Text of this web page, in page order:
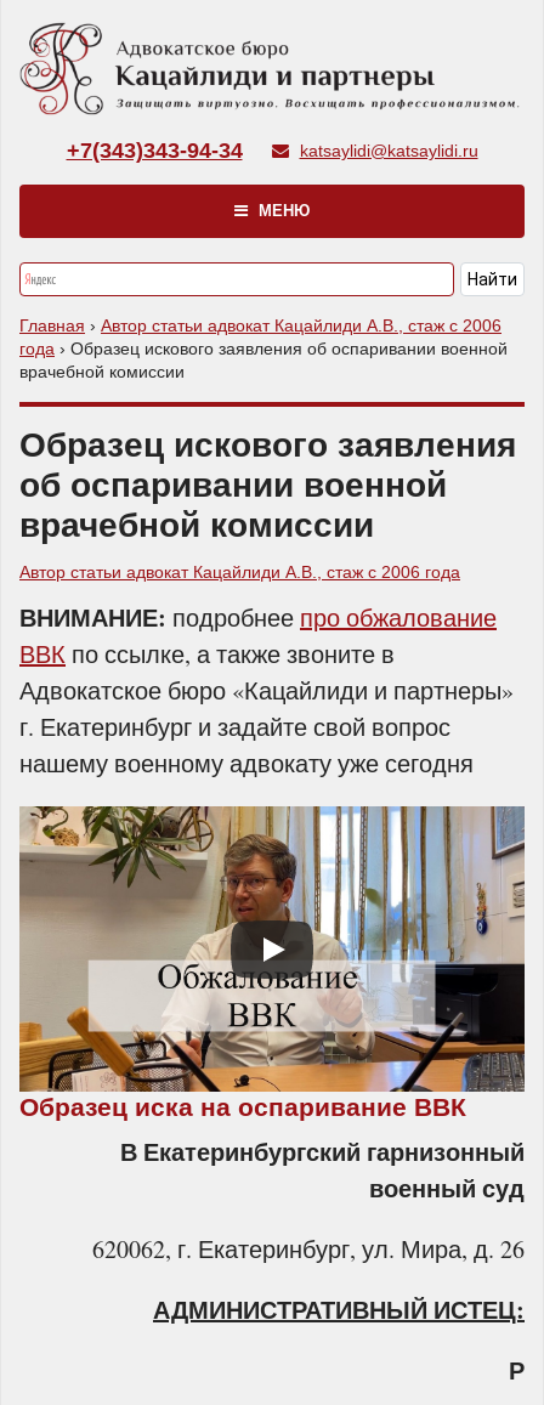
+7(343)343-94-34 katsaylidi@katsaylidi.ru
МЕНЮ
Главная › Автор статьи адвокат Кацайлиди А.В., стаж с 2006
года › Образец искового заявления об оспаривании военной
врачебной комиссии
Образец искового заявления
об оспаривании военной
врачебной комиссии
Автор статьи адвокат Кацайлиди А.В., стаж с 2006 года
ВНИМАНИЕ: подробнее про обжалование
ВВК по ссылке, а также звоните в
Адвокатское бюро «Кацайлиди и партнеры»
г. Екатеринбург и задайте свой вопрос
нашему военному адвокату уже сегодня
Образец иска на оспаривание ВВК
В Екатеринбургский гарнизонный
военный суд
620062, г. Екатеринбург, ул. Мира, д. 26
АДМИНИСТРАТИВНЫЙ ИСТЕЦ:
Р